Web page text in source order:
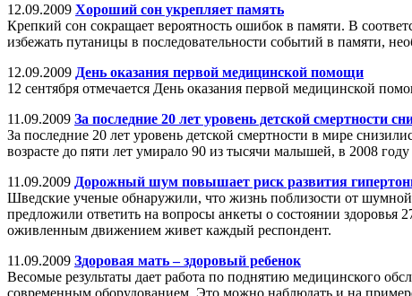
12.09.2009 Хороший сон укрепляет память
Крепкий сон сокращает вероятность ошибок в памяти. В
избежать путаницы в последовательности событий в памяти,
12.09.2009 День оказания первой медицинской помощи
12 сентября отмечается День оказания первой медицинской
11.09.2009 За последние 20 лет уровень детской смертности
За последние 20 лет уровень детской смертности в мире
возрасте до пяти лет умирало 90 из тысячи малышей, в 2008
11.09.2009 Дорожный шум повышает риск развития
Шведские ученые обнаружили, что жизнь поблизости от шумной
предложили ответить на вопросы анкеты о состоянии
оживленным движением живет каждый респондент.
11.09.2009 Здоровая мать – здоровый ребенок
Весомые результаты дает работа по поднятию медицинского
современным оборудованием. Это можно наблюдать и на